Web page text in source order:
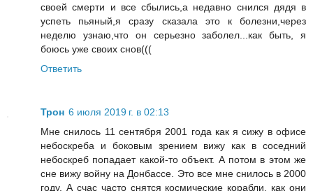
своей смерти и все сбылись,а недавно снился дядя в
успеть пьяный,я сразу сказала это к болезни,через
неделю узнаю,что он серьезно заболел...как быть, я
боюсь уже своих снов(((
Ответить
Трон 6 июля 2019 г. в 02:13
Мне снилось 11 сентября 2001 года как я сижу в офисе
небоскреба и боковым зрением вижу как в соседний
небоскреб попадает какой-то объект. А потом в этом же
сне вижу войну на Донбассе. Это все мне снилось в 2000
году. А счас часто снятся космические корабли, как они